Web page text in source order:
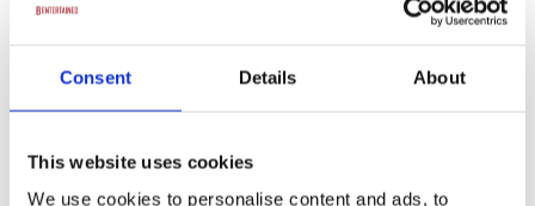
Consent Details About
This website uses cookies
We use cookies to personalise content and ads, to
Kontakt kunstner